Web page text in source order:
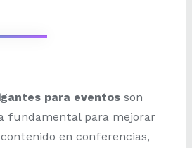
para eventos son
fundamental para mejorar
en conferencias,